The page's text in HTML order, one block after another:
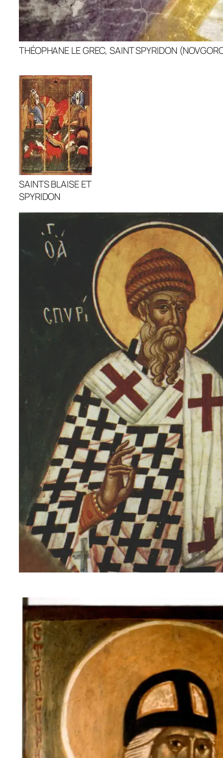
THÉOPHANE LE GREC, SAINT SPYRIDON
SAINTS BLAISE ET
SPYRIDON